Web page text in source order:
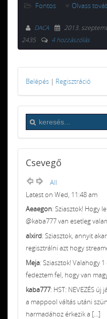
Fontos Olvass
DACA 2013.
2435
4 hozzászólás
Belépés | Regisztráció
Csevegő
All
Latest on Wed, 11:48 am
Aeaegon: Sziasztok! Hogy
@kaba777 van esetleg
alxird: Sziasztok, annyit
regisztrálni azt hogy
Meja: Sziasztok! Valahogy
fedeztem fel, hogy van
kaba777: HST: NEVEZÉS
a mappool váltás utáni
harmadához érkezik a [...]